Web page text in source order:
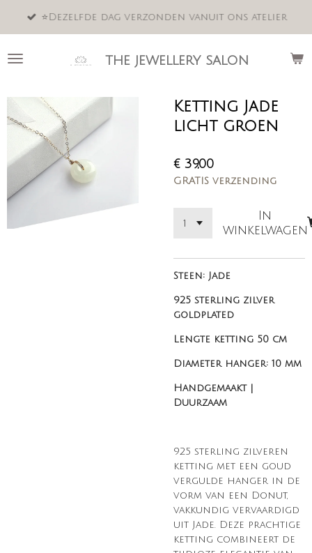
de
the jewellery salon
⭐️Dezelfde dag verzonden vanuit ons atelier
Ketting Jade
licht groen
€ 39,00
GRATIS verzending
In
winkelwagen
Steen: Jade
925 sterling zilver
goldplated
Lengte ketting 50 cm
Diameter hanger: 10 mm
Handgemaakt |
Duurzaam
925 sterling zilveren
ketting met een goud
vergulde hanger in de
vorm van een Donut,
vakkundig vervaardigd
uit Jade. Deze prachtige
ketting combineert de